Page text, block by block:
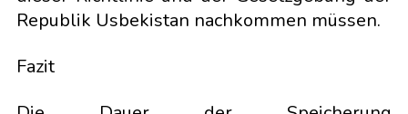
Republik Usbekistan nachkommen müssen.
Fazit